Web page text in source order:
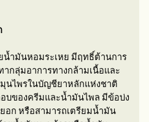
มันหอมระเหย มีฤทธิ์ต้านการ
ากลุ่มอาการทางกล้ามเนื้อและ
นไพรในบัญชียาหลักแห่งชาติ
บของครีมและน้ำมันไพล มีข้อบ่ง
ยอก หรือสามารถเตรียมน้ำมัน